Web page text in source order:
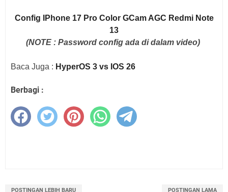
Config IPhone 17 Pro Color GCam AGC Redmi Note
13
(NOTE : Password config ada di dalam video)
Baca Juga : HyperOS 3 vs IOS 26
Berbagi :
POSTINGAN LEBIH BARU POSTINGAN LAMA